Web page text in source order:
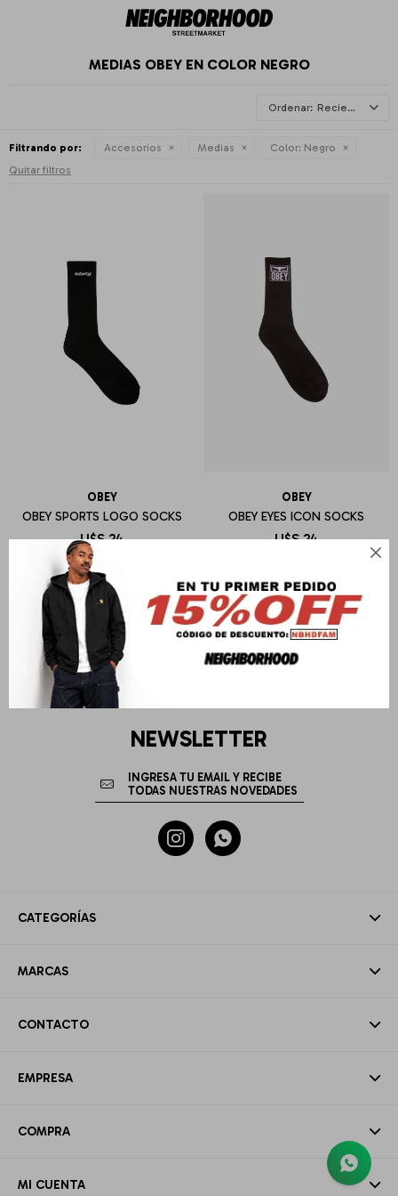

MEDIAS OBEY EN COLOR NEGRO
Recientes
Filtrando por: Accesorios Medias Color: Negro
Quitar filtros
OBEY
OBEY SPORTS LOGO SOCKS
U$S 24
OBEY
OBEY EYES ICON SOCKS
U$S 24
CATEGORÍAS
MARCAS
CONTACTO
EMPRESA
COMPRA
MI CUENTA
NEWSLETTER
 